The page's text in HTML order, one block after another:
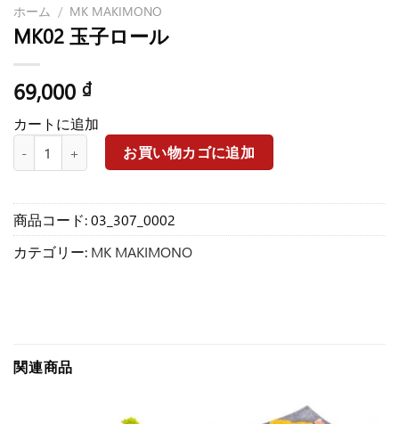
ホーム / MK MAKIMONO
MK02 玉子ロール
69,000 ₫
カートに追加
MK02 玉子ロール個 お買い物カゴに追加
商品コード:03_307_0002
カテゴリー: MK MAKIMONO
関連商品